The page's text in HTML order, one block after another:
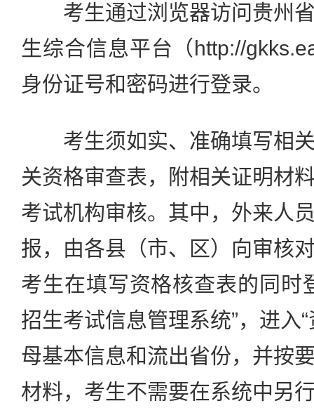
考生通过浏览器访问贵州省
生综合信息平台（http://
身份证号和密码进行登录。
考生须如实、准确填写相关
关资格审查表，附相关证明材
考试机构审核。其中，外来人
报，由各县（市、区）向审核
考生在填写资格核查表的同时
招生考试信息管理系统”，进入
母基本信息和流出省份，并按
材料，考生不需要在系统中另